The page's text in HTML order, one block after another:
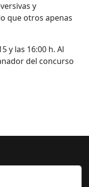
y
que otros apenas
y las 16:00 h. Al
del concurso